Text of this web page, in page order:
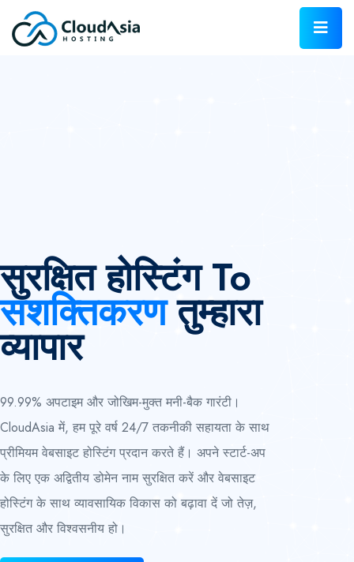
सुरक्षित होस्टिंग To
सशक्तिकरणतुम्हारा
व्यापार
99.99% अपटाइम और जोखिम-मुक्त मनी-बैक गारंटी।
CloudAsia में, हम पूरे वर्ष 24/7 तकनीकी सहायता के साथ
प्रीमियम वेबसाइट होस्टिंग प्रदान करते हैं। अपने स्टार्ट-अप
के लिए एक अद्वितीय डोमेन नाम सुरक्षित करें और वेबसाइट
होस्टिंग के साथ व्यावसायिक विकास को बढ़ावा दें जो तेज़,
सुरक्षित और विश्वसनीय हो।